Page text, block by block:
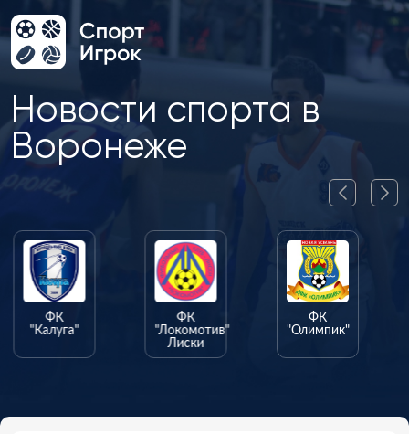
Новости спорта в
Воронеже
ФК
"Калуга"
ФК
"Локомотив"
Лиски
ФК
"Олимпик"